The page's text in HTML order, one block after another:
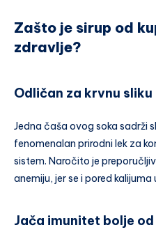
Zašto je sirup od
zdravlje?
Odličan za krvnu sliku
Jedna čaša ovog soka sadrži
fenomenalan prirodni lek za
sistem. Naročito je
anemiju, jer se i pored
Jača imunitet bolje